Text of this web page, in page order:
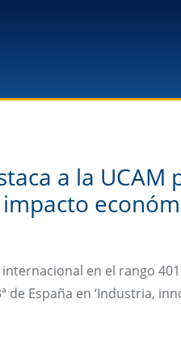
a la UCAM
en el rango
España en ‘Industria,